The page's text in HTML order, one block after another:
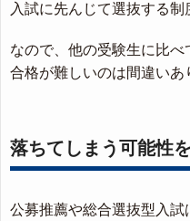
入試に先んじて選抜する制
なので、他の受験生に比べ
合格が難しいのは間違いあ
落ちてしまう可能性
公募推薦や総合選抜型入